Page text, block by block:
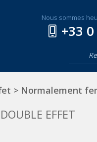
Nous sommes
+33
> Normalement
EFFET